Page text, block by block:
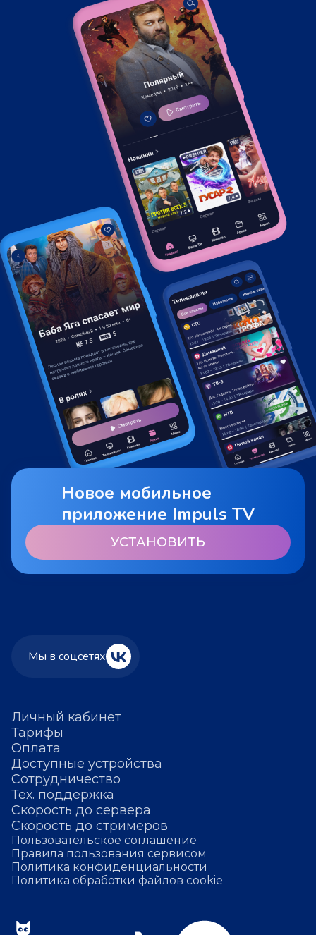
Новое мобильное
приложение Impuls TV
УСТАНОВИТЬ
Личный кабинет
Тарифы
Оплата
Доступные устройства
Сотрудничество
Тех. поддержка
Скорость до сервера
Скорость до стримеров
Пользовательское соглашение
Правила пользования сервисом
Политика конфиденциальности
Политика обработки файлов cookie
Мы в соцсетях